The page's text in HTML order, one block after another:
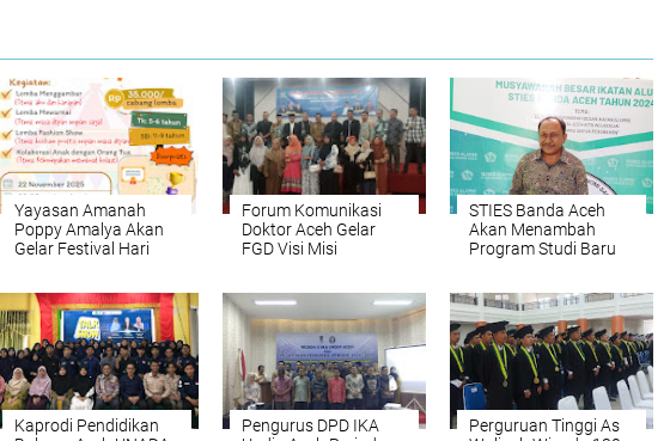
Yayasan Amanah
Poppy Amalya Akan
Gelar Festival Hari
Forum Komunikasi
Doktor Aceh Gelar
FGD Visi Misi
STIES Banda Aceh
Akan Menambah
Program Studi Baru
Kaprodi Pendidikan
Pengurus DPD IKA
Perguruan Tinggi As